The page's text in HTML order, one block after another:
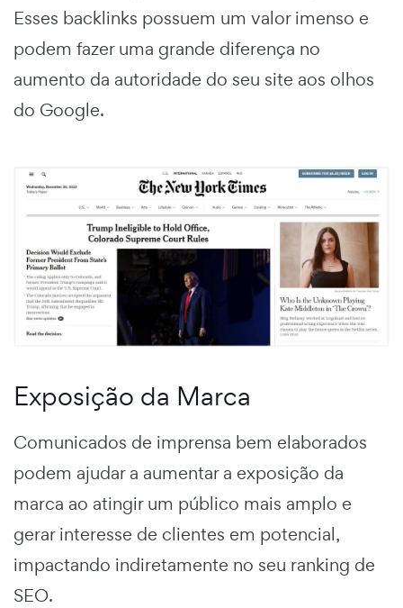
Esses backlinks possuem um valor imenso e
podem fazer uma grande diferença no
aumento da autoridade do seu site aos olhos
do Google.
Exposição da Marca
Comunicados de imprensa bem elaborados
podem ajudar a aumentar a exposição da
marca ao atingir um público mais amplo e
gerar interesse de clientes em potencial,
impactando indiretamente no seu ranking de
SEO.